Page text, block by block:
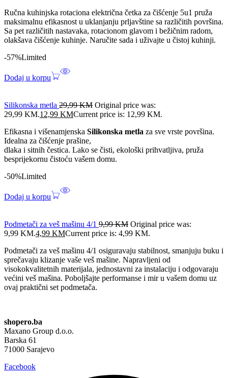
Ručna kuhinjska rotaciona električna četka za čišćenje 5u1 pruža
maksimalnu efikasnost u uklanjanju prljavštine sa različitih površina.
Sa pet različitih nastavaka, rotacionom glavom i bežičnim radom,
olakšava čišćenje kuhinje. Naručite sada i uživajte u čistoj kuhinji.
-57%Limited
Dodaj u korpu
Silikonska metla 29,99KM Original price was:
29,99 KM.12,99 KMCurrent price is: 12,99 KM.
Efikasna i višenamjenska Silikonska metla za sve vrste površina.
Idealna za čišćenje prašine,
dlaka i sitnih čestica. Lako se čisti, ekološki prihvatljiva, pruža
besprijekornu čistoću vašem domu.
-50%Limited
Dodaj u korpu
Podmetači za veš mašinu 4/1 9,99KM Original price was:
9,99 KM.4,99 KMCurrent price is: 4,99 KM.
Podmetači za veš mašinu 4/1 osiguravaju stabilnost, smanjuju buku i
sprečavaju klizanje vaše veš mašine. Napravljeni od
visokokvalitetnih materijala, jednostavni za instalaciju i odgovaraju
većini veš mašina. Poboljšajte performanse i mir u vašem domu uz
ovaj praktični set podmetača.
shopero.ba
Maxano Group d.o.o.
Barska 61
71000 Sarajevo
Facebook